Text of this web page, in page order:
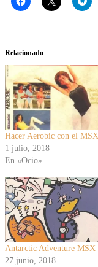
Relacionado
Hacer Aerobic con el MSX
1 julio, 2018
En «Ocio»
Antarctic Adventure MSX
27 junio, 2018